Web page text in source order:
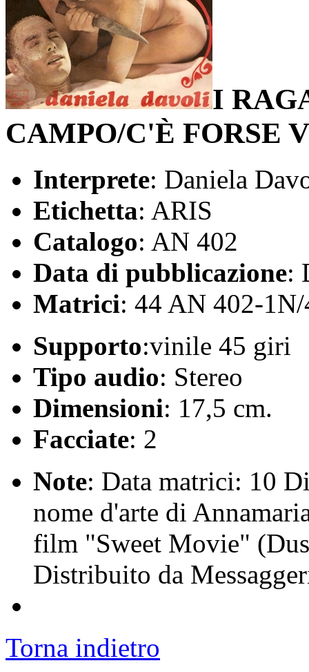
I
CAMPO/C'È FORSE
Interprete: Daniela
Etichetta: ARIS
Catalogo: AN 402
Data di pubblicazione:
Matrici: 44 AN 402-
Supporto:vinile 45 giri
Tipo audio: Stereo
Dimensioni: 17,5 cm.
Facciate: 2
Note: Data matrici: 10
nome d'arte di
film "Sweet Movie"
Distribuito da
Torna indietro